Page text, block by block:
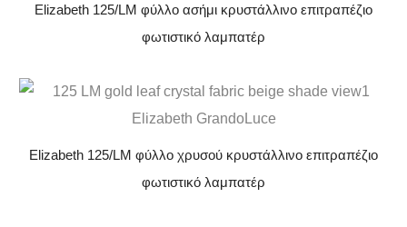
Elizabeth 125/LM φύλλο ασήμι κρυστάλλινο επιτραπέζιο
φωτιστικό λαμπατέρ
Elizabeth 125/LM φύλλο χρυσού κρυστάλλινο επιτραπέζιο
φωτιστικό λαμπατέρ